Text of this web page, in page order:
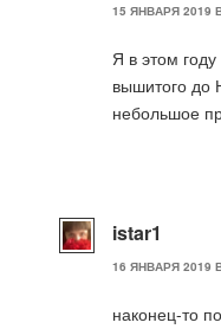
15 ЯНВАРЯ 2019
Я в этом
вышитого до
небольшое
istar1
16 ЯНВАРЯ 2019
наконец-то